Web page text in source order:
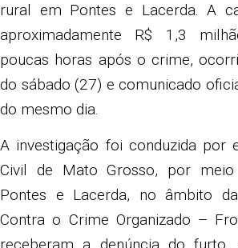
rural em Pontes e Lacerda. A
aproximadamente R$ 1,3
poucas horas após o crime,
do sábado (27) e comunicado
do mesmo dia.
A investigação foi conduzida por
Civil de Mato Grosso, por meio
Pontes e Lacerda, no âmbito
Contra o Crime Organizado –